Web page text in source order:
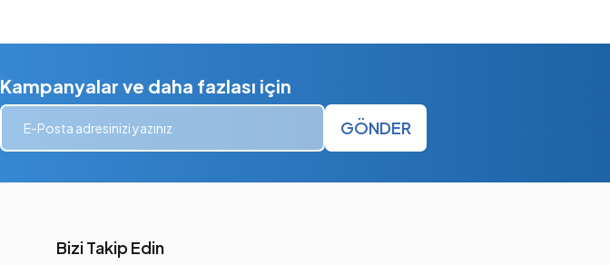
Kampanyalar ve daha fazlası için
GÖNDER
Bizi Takip Edin